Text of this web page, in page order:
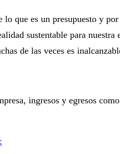
que es un presupuesto y
sustentable para
de las veces es
ingresos y egresos